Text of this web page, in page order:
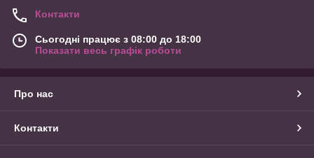
Контакти
Сьогодні працює з 08:00 до 18:00
Показати весь графік роботи
Про нас
Контакти